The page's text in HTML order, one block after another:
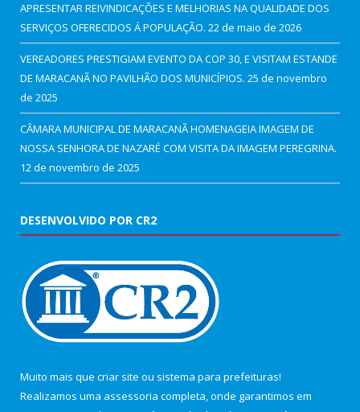
APRESENTAR REIVINDICAÇÕES E MELHORIAS NA QUALIDADE DOS
SERVIÇOS OFERECIDOS Á POPULAÇÃO. 22 de maio de 2026
VEREADORES PRESTIGIAM EVENTO DA COP 30, E VISITAM ESTANDE
DE MARACANÃ NO PAVILHÃO DOS MUNICÍPIOS. 25 de novembro
de 2025
CÂMARA MUNICIPAL DE MARACANÃ HOMENAGEIA IMAGEM DE
NOSSA SENHORA DE NAZARÉ COM VISITA DA IMAGEM PEREGRINA.
12 de novembro de 2025
DESENVOLVIDO POR CR2
Muito mais que criar site ou sistema para prefeituras!
Realizamos uma assessoria completa, onde garantimos em